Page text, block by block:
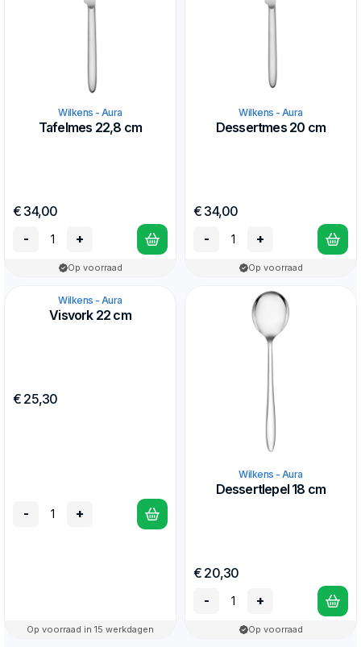
Wilkens - Aura
Tafelmes 22,8 cm
€ 34,00
-
+
Op voorraad
Wilkens - Aura
Dessertmes 20 cm
€ 34,00
-
+
Op voorraad
Wilkens - Aura
Visvork 22 cm
€ 25,30
- +
Op voorraad in 15 werkdagen
Wilkens - Aura
Dessertlepel 18 cm
€ 20,30
-
+
Op voorraad